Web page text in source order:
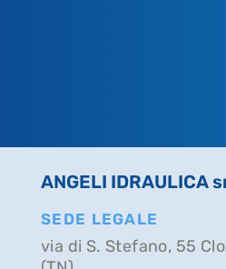
ANGELI IDRAULICA
SEDE LEGALE
via di S. Stefano, 55